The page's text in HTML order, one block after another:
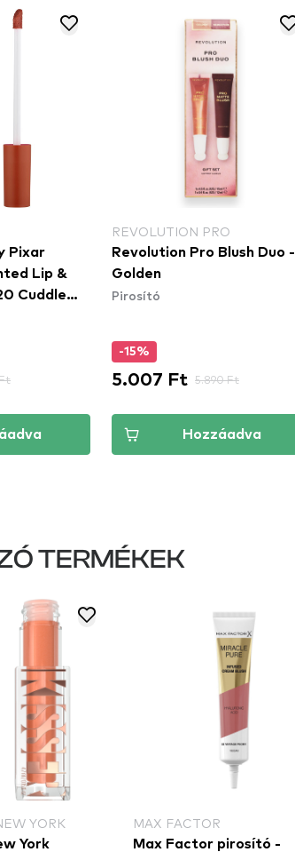
Pixar
Lip &
Cuddle
REVOLUTION PRO
Revolution Pro Blush Duo -
Golden
Pirosító
-15%
5.007 Ft 5.890 Ft
Hozzáadva
TERMÉKEK
YORK
York
MAX FACTOR
Max Factor pirosító -